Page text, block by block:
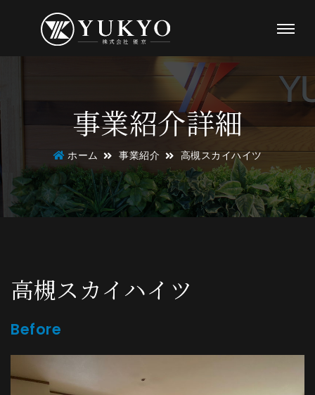
事業紹介詳細
ホーム 事業紹介 高槻スカイハイツ
高槻スカイハイツ
Before